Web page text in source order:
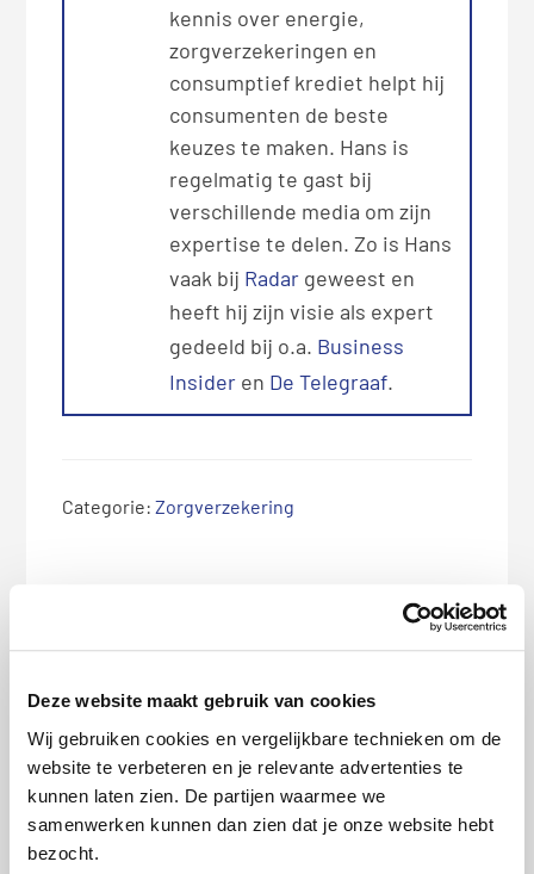
Deze website maakt gebruik van cookies
Wij gebruiken cookies en vergelijkbare technieken om de
website te verbeteren en je relevante advertenties te
kunnen laten zien. De partijen waarmee we
samenwerken kunnen dan zien dat je onze website hebt
bezocht.
kennis over energie,
zorgverzekeringen en
consumptief krediet helpt hij
consumenten de beste
keuzes te maken. Hans is
regelmatig te gast bij
verschillende media om zijn
expertise te delen. Zo is Hans
vaak bij Radar geweest en
heeft hij zijn visie als expert
gedeeld bij o.a. Business
Insider en De Telegraaf.
Categorie:Zorgverzekering
Deze artikelen kunnen we je
aanraden: